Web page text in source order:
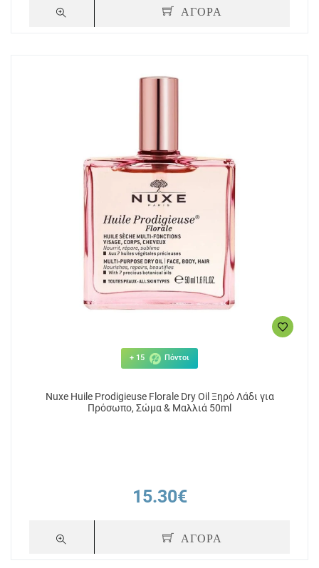
ΑΓΟΡΑ
+ 15 Πόντοι
Nuxe Huile Prodigieuse Florale Dry Oil Ξηρό Λάδι για
Πρόσωπο, Σώμα & Μαλλιά 50ml
15.30€
ΑΓΟΡΑ